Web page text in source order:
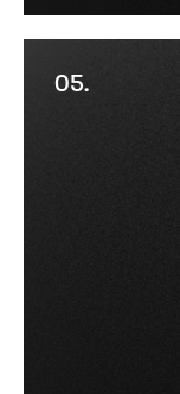
05.